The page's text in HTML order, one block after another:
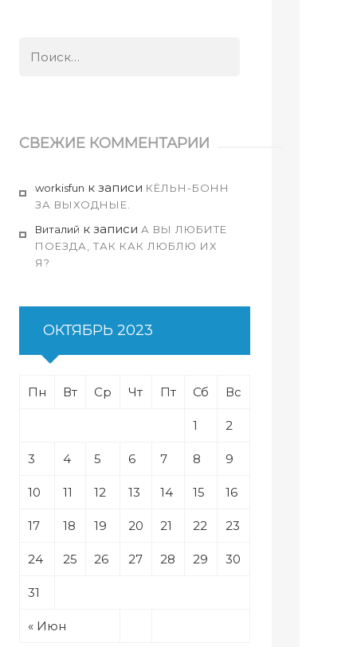
СВЕЖИЕ КОММЕНТАРИИ
workisfun к записи КЁЛЬН-БОНН
ЗА ВЫХОДНЫЕ.
Виталий к записиА ВЫ ЛЮБИТЕ
ПОЕЗДА, ТАК КАК ЛЮБЛЮ ИХ
Я?
ОКТЯБРЬ 2023
Пн Вт Ср Чт Пт Сб Вс
« Июн
1 2
3 4 5 6 7 8 9
10 11 12 13 14 15 16
17 18 19 20 21 22 23
24 25 26 27 28 29 30
31